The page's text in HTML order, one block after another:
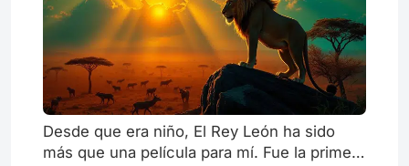
Desde que era niño, El Rey León ha sido
más que una película para mí. Fue la primera